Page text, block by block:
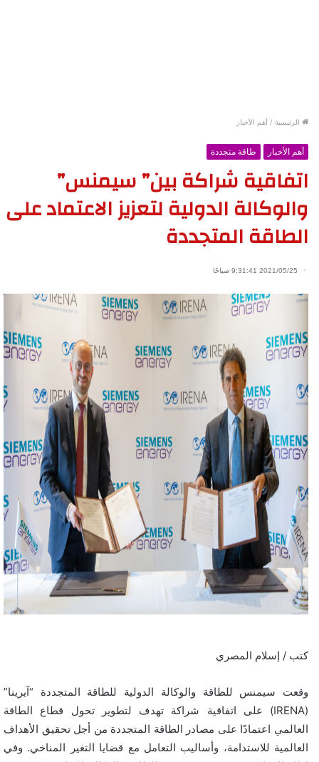
الرئيسية / أهم الأخبار
أهم الأخبار طاقة متجددة
اتفاقية شراكة بين” سيمنس”
والوكالة الدولية لتعزيز الاعتماد على
الطاقة المتجددة
2021/05/25 9:31:41 صباحًا
كتب / إسلام المصري
وقعت سيمنس للطاقة والوكالة الدولية للطاقة المتجددة “آيرينا”
(
IRENA) على اتفاقية شراكة تهدف لتطوير تحول قطاع الطاقة
العالمي اعتمادًا على مصادر الطاقة المتجددة من أجل تحقيق الأهداف
العالمية للاستدامة، وأساليب التعامل مع قضايا التغير المناخي. وفي